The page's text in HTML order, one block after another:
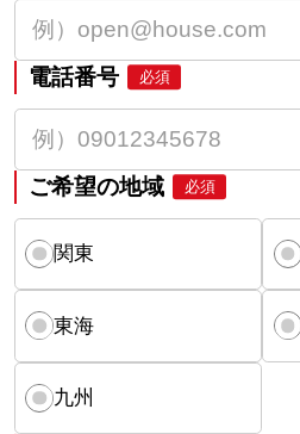
電話番号 必須
ご希望の地域 必須
関東
東海
九州